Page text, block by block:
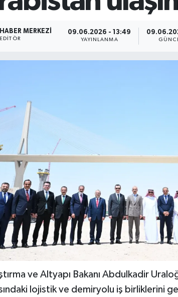
HABER MERKEZI
EDITÖR
09.06.2026 - 13:49
YAYINLANMA
ve Altyapı Bakanı Abdulkadir
lojistik ve demiryolu iş birliklerini